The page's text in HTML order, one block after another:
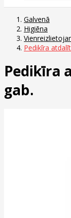
Galvenā
Higiēna
Pedikīra
Pedikīra
gab.